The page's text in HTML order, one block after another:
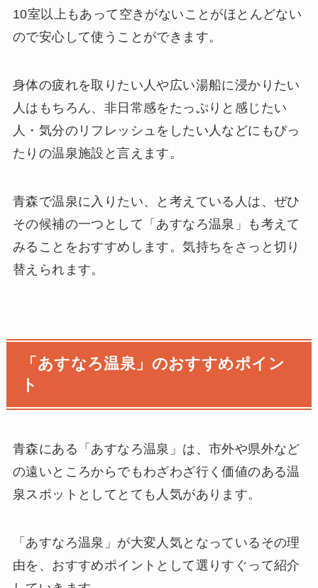
10室以上もあって空きがないことがほとんどない
ので安心して使うことができます。
身体の疲れを取りたい人や広い湯船に浸かりたい
人はもちろん、非日常感をたっぷりと感じたい
人・気分のリフレッシュをしたい人などにもぴっ
たりの温泉施設と言えます。
青森で温泉に入りたい、と考えている人は、ぜひ
その候補の一つとして「あすなろ温泉」も考えて
みることをおすすめします。気持ちをさっと切り
替えられます。
「あすなろ温泉」のおすすめポイン
ト
青森にある「あすなろ温泉」は、市外や県外など
の遠いところからでもわざわざ行く価値のある温
泉スポットとしてとても人気があります。
「あすなろ温泉」が大変人気となっているその理
由を、おすすめポイントとして選りすぐって紹介